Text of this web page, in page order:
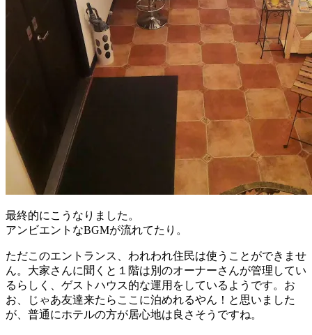
最終的にこうなりました。
アンビエントなBGMが流れてたり。
ただこのエントランス、われわれ住民は使うことができませ
ん。大家さんに聞くと１階は別のオーナーさんが管理してい
るらしく、ゲストハウス的な運用をしているようです。お
お、じゃあ友達来たらここに泊めれるやん！と思いました
が、普通にホテルの方が居心地は良さそうですね。